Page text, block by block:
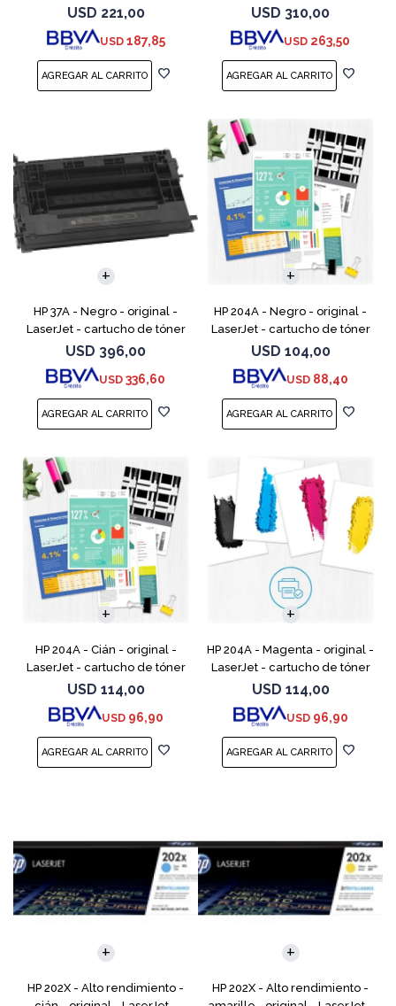
- cartucho de tóner (CF403X)
- para Color LaserJet Pro
M252dn, M252dw
USD 221,00
USD 187,85
cartucho de tóner (CF410X) -
para Color LaserJet Pro M452,
MFP M377,
USD 310,00
USD 263,50
HP 37A - Negro - original -
LaserJet - cartucho de tóner
(CF237A) - para LaserJet
Managed MFP E62555;
LaserJet Managed Flow MFP
USD 396,00
USD 336,60
HP 204A - Negro - original -
LaserJet - cartucho de tóner
(CF510A) - para Color
LaserJet Pro M154a, M154nw,
MFP M180n, MFP M180n
USD 104,00
USD 88,40
HP 204A - Cián - original -
LaserJet - cartucho de tóner
(CF511A) - para Color LaserJet
Pro M154a, M154nw, MFP
M180n, MFP M180nw
USD 114,00
USD 96,90
HP 204A - Magenta - original -
LaserJet - cartucho de tóner
(CF513A) - para Color LaserJet
Pro M154a, M154nw, MFP
M180n, MFP M18
USD 114,00
USD 96,90
HP 202X - Alto rendimiento -
HP 202X - Alto rendimiento -